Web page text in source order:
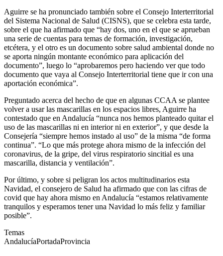
Aguirre se ha pronunciado también sobre el Consejo Interterritorial
del Sistema Nacional de Salud (CISNS), que se celebra esta tarde,
sobre el que ha afirmado que “hay dos, uno en el que se aprueban
una serie de cuentas para temas de formación, investigación,
etcétera, y el otro es un documento sobre salud ambiental donde no
se aporta ningún montante económico para aplicación del
documento”, luego lo “aprobaremos pero haciendo ver que todo
documento que vaya al Consejo Interterritorial tiene que ir con una
aportación económica”.
Preguntado acerca del hecho de que en algunas CCAA se plantee
volver a usar las mascarillas en los espacios libres, Aguirre ha
contestado que en Andalucía “nunca nos hemos planteado quitar el
uso de las mascarillas ni en interior ni en exterior”, y que desde la
Consejería “siempre hemos instado al uso” de la misma “de forma
continua”. “Lo que más protege ahora mismo de la infección del
coronavirus, de la gripe, del virus respiratorio sincitial es una
mascarilla, distancia y ventilación”.
Por último, y sobre si peligran los actos multitudinarios esta
Navidad, el consejero de Salud ha afirmado que con las cifras de
covid que hay ahora mismo en Andalucía “estamos relativamente
tranquilos y esperamos tener una Navidad lo más feliz y familiar
posible”.
Temas
AndalucíaPortadaProvincia